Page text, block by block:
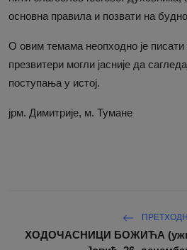
основна правила и позвати на
О овим темама неопходно је писати
презвитери могли јасније да
поступања у истој.
јрм. Димитрије, м. Тумане
ХОДОЧАСНИЦИ БОЖИЋА